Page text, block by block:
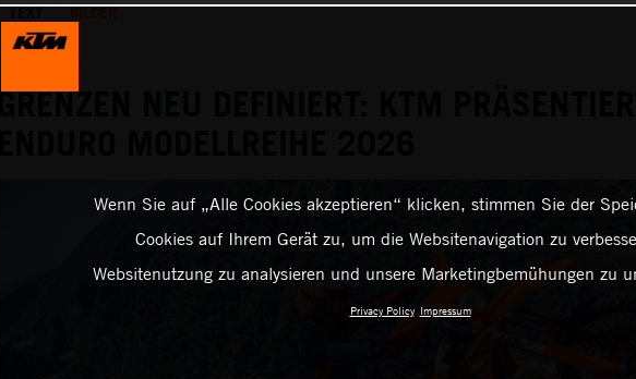
TEXT BILDER
GRENZEN NEU DEFINIERT: KTM
Wenn Sie auf „Alle Cookies akzeptieren“ klicken, stimmen Sie der
Cookies auf Ihrem Gerät zu, um die Websitenavigation zu
Websitenutzung zu analysieren und unsere Marketingbemühungen zu
Privacy Policy Impressum